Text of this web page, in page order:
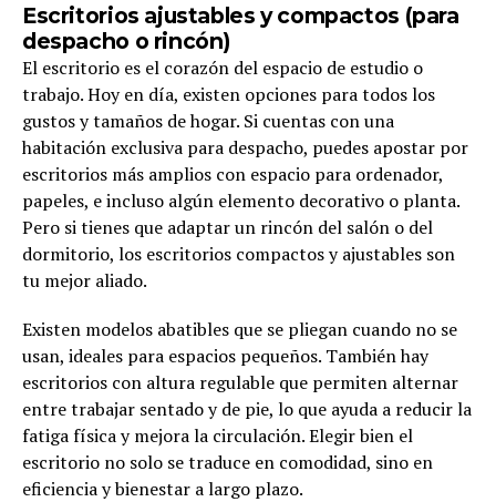
Escritorios ajustables y compactos (para
despacho o rincón)
El escritorio es el corazón del espacio de estudio o
trabajo. Hoy en día, existen opciones para todos los
gustos y tamaños de hogar. Si cuentas con una
habitación exclusiva para despacho, puedes apostar por
escritorios más amplios con espacio para ordenador,
papeles, e incluso algún elemento decorativo o planta.
Pero si tienes que adaptar un rincón del salón o del
dormitorio, los escritorios compactos y ajustables son
tu mejor aliado.
Existen modelos abatibles que se pliegan cuando no se
usan, ideales para espacios pequeños. También hay
escritorios con altura regulable que permiten alternar
entre trabajar sentado y de pie, lo que ayuda a reducir la
fatiga física y mejora la circulación. Elegir bien el
escritorio no solo se traduce en comodidad, sino en
eficiencia y bienestar a largo plazo.